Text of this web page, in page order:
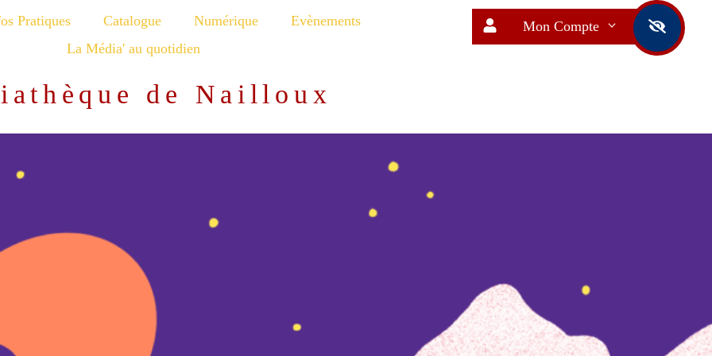
Pratiques Catalogue Numérique
Evènements
La Média' au quotidien
de Nailloux
Mon Compte